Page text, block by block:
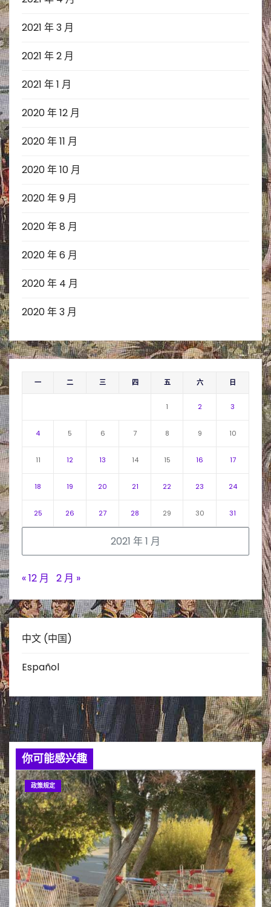
2021 年 3 月
2021 年 2 月
2021 年 1 月
2020 年 12 月
2020 年 11 月
2020 年 10 月
2020 年 9 月
2020 年 8 月
2020 年 6 月
2020 年 4 月
2020 年 3 月
2021 年 1 月
一 二 三 四 五 六 日
1 2 3
4 5 6 7 8 9 10
11 12 13 14 15 16 17
18 19 20 21 22 23 24
25 26 27 28 29 30 31
« 12 月 2 月 »
中文 (中国)
Español
你可能感兴趣
政策规定